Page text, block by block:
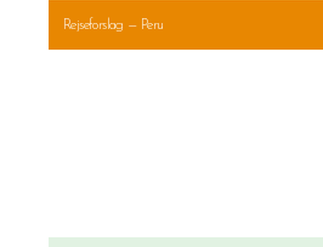
Rejseforslag — Peru